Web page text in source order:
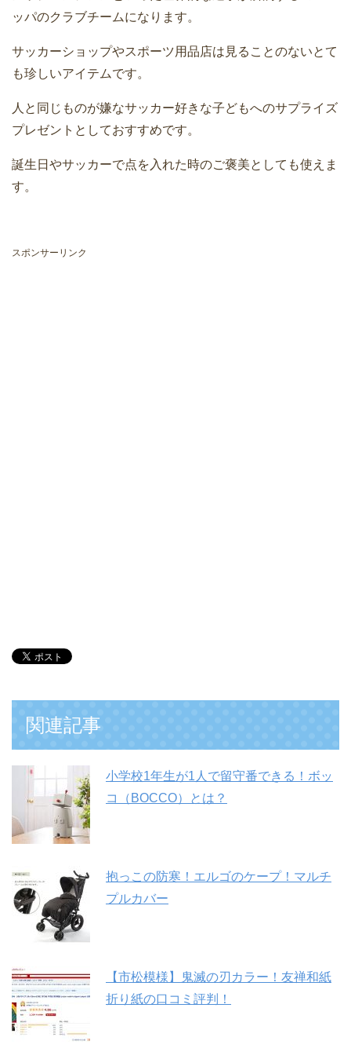
ッパのクラブチームになります。
サッカーショップやスポーツ用品店は見ることのないとて
も珍しいアイテムです。
人と同じものが嫌なサッカー好きな子どもへのサプライズ
プレゼントとしておすすめです。
誕生日やサッカーで点を入れた時のご褒美としても使えま
す。
スポンサーリンク
関連記事
小学校1年生が1人で留守番できる！ボッ
コ（BOCCO）とは？
抱っこの防寒！エルゴのケープ！マルチ
プルカバー
【市松模様】鬼滅の刃カラー！友禅和紙
折り紙の口コミ評判！